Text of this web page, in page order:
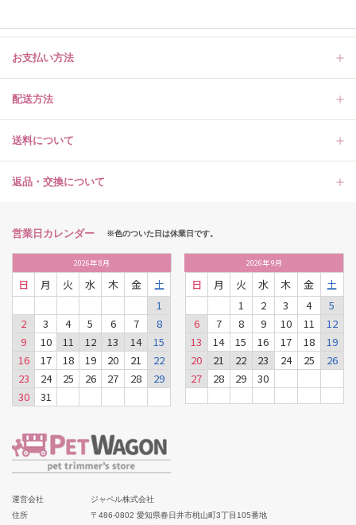
お支払い方法
配送方法
送料について
返品・交換について
営業日カレンダー ※色のついた日は休業日です。
2026年8月
日 月 火 水 木 金
土
1
2
3 4 5 6 7
8
9
10 11 12 13 14
15
16
17 18 19 20 21
22
23
24 25 26 27 28
29
30
31
2026年9月
日 月 火 水 木 金
土
1
2 3 4
5
6
7 8 9 10 11
12
13
14 15 16 17 18
19
20
21 22 23 24 25
26
27
28 29 30
運営会社
ジャペル株式会社
住所
〒486-0802 愛知県春日井市桃山町3丁目105番地